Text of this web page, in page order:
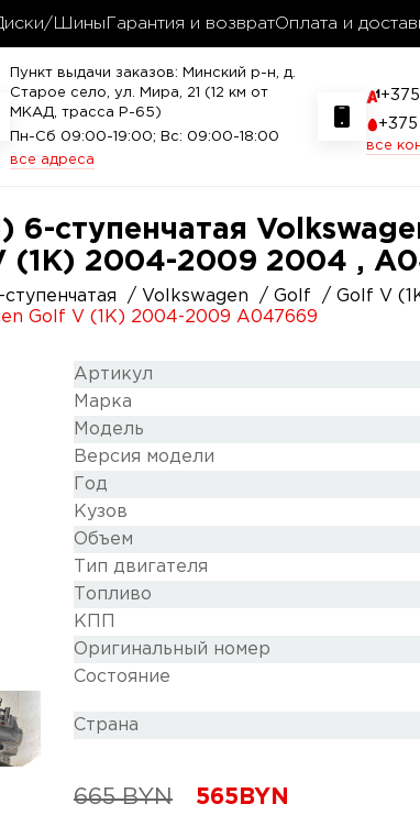
Шины Гарантия и возвратОплата и
Пункт выдачи заказов: Минский р-н, д.
Старое село, ул. Мира, 21 (12 км от
МКАД, трасса P-65)
Пн-Сб 09:00-19:00; Вс: 09:00-18:00
все адреса
все
ступенчатая
(1K) 2004-2009 2004 ,
Volkswagen Golf
Golf V
Golf V (1K) 2004-2009 A047669
Артикул
Марка
Модель
Версия модели
Год
Кузов
Объем
Тип двигателя
Топливо
КПП
Оригинальный номер
Состояние
Cтрана
665BYN 565 BYN